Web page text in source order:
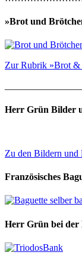
»Brot und
Zur Rubrik »Brot &
Herr Grün Bilder
Zu den Bildern und
Französisches
Herr Grün bei der